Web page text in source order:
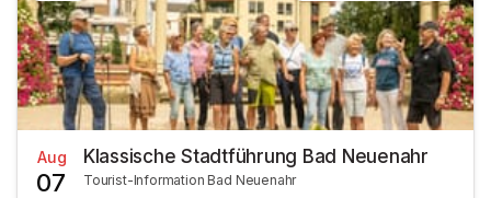
Aug
07
Klassische Stadtführung Bad Neuenahr
Tourist-Information Bad Neuenahr